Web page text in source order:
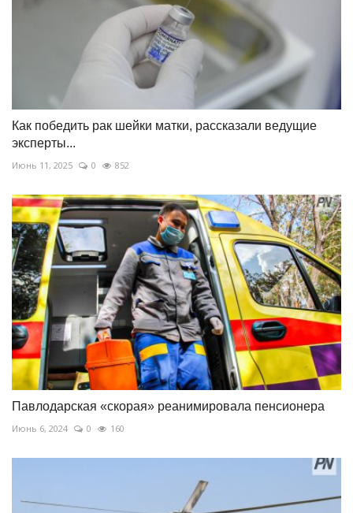
Как победить рак шейки матки, рассказали ведущие
эксперты...
Июнь 11, 2025 0 852
Павлодарская «скорая» реанимировала пенсионера
Июнь 6, 2024 0 160